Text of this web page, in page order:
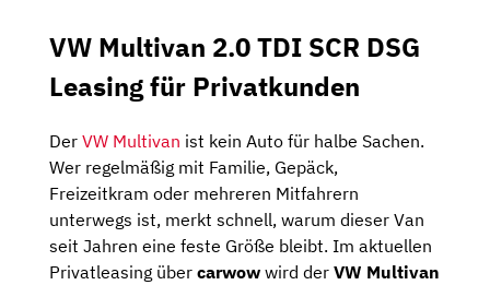
VW Multivan 2.0 TDI SCR DSG
Leasing für Privatkunden
Der VW Multivan ist kein Auto für halbe Sachen.
Wer regelmäßig mit Familie, Gepäck,
Freizeitkram oder mehreren Mitfahrern
unterwegs ist, merkt schnell, warum dieser Van
seit Jahren eine feste Größe bleibt. Im aktuellen
Privatleasing über carwow wird der VW Multivan